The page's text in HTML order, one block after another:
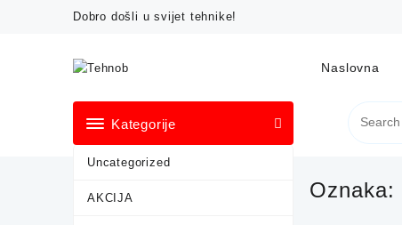
Dobro došli u svijet tehnike!
Naslovna
Kategorije
Uncategorized
AKCIJA Oznaka: